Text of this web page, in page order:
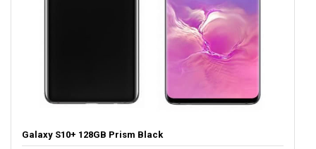
Galaxy S10+ 128GB Prism Black